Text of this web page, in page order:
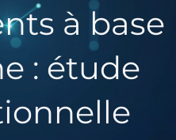
à base
: étude